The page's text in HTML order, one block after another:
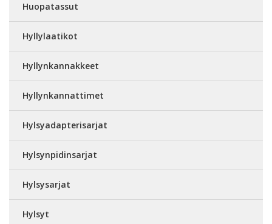
Huopatassut
Hyllylaatikot
Hyllynkannakkeet
Hyllynkannattimet
Hylsyadapterisarjat
Hylsynpidinsarjat
Hylsysarjat
Hylsyt